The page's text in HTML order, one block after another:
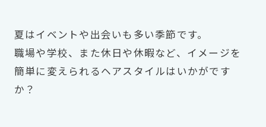
夏はイベントや出会いも多い季節です。
職場や学校、また休日や休暇など、イメージを
簡単に変えられるヘアスタイルはいかがです
か？